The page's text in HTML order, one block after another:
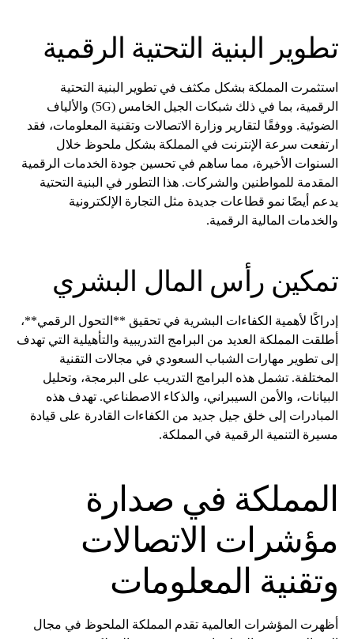
تطوير البنية التحتية الرقمية
استثمرت المملكة بشكل مكثف في تطوير البنية التحتية
الرقمية، بما في ذلك شبكات الجيل الخامس (5G) والألياف
الضوئية. ووفقًا لتقارير وزارة الاتصالات وتقنية المعلومات، فقد
ارتفعت سرعة الإنترنت في المملكة بشكل ملحوظ خلال
السنوات الأخيرة، مما ساهم في تحسين جودة الخدمات الرقمية
المقدمة للمواطنين والشركات. هذا التطور في البنية التحتية
يدعم أيضًا نمو قطاعات جديدة مثل التجارة الإلكترونية
والخدمات المالية الرقمية.
تمكين رأس المال البشري
إدراكًا لأهمية الكفاءات البشرية في تحقيق **التحول الرقمي**،
أطلقت المملكة العديد من البرامج التدريبية والتأهيلية التي تهدف
إلى تطوير مهارات الشباب السعودي في مجالات التقنية
المختلفة. تشمل هذه البرامج التدريب على البرمجة، وتحليل
البيانات، والأمن السيبراني، والذكاء الاصطناعي. تهدف هذه
المبادرات إلى خلق جيل جديد من الكفاءات القادرة على قيادة
مسيرة التنمية الرقمية في المملكة.
المملكة في صدارة
مؤشرات الاتصالات
وتقنية المعلومات
أظهرت المؤشرات العالمية تقدم المملكة الملحوظ في مجال